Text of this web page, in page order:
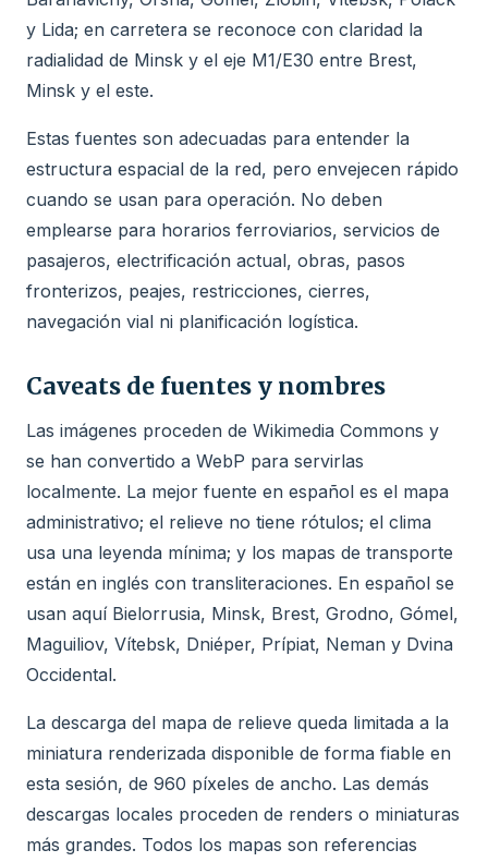
y Lida; en carretera se reconoce con claridad la
radialidad de Minsk y el eje M1/E30 entre Brest,
Minsk y el este.
Estas fuentes son adecuadas para entender la
estructura espacial de la red, pero envejecen rápido
cuando se usan para operación. No deben
emplearse para horarios ferroviarios, servicios de
pasajeros, electrificación actual, obras, pasos
fronterizos, peajes, restricciones, cierres,
navegación vial ni planificación logística.
Caveats de fuentes y nombres
Las imágenes proceden de Wikimedia Commons y
se han convertido a WebP para servirlas
localmente. La mejor fuente en español es el mapa
administrativo; el relieve no tiene rótulos; el clima
usa una leyenda mínima; y los mapas de transporte
están en inglés con transliteraciones. En español se
usan aquí Bielorrusia, Minsk, Brest, Grodno, Gómel,
Maguiliov, Vítebsk, Dniéper, Prípiat, Neman y Dvina
Occidental.
La descarga del mapa de relieve queda limitada a la
miniatura renderizada disponible de forma fiable en
esta sesión, de 960 píxeles de ancho. Las demás
descargas locales proceden de renders o miniaturas
más grandes. Todos los mapas son referencias